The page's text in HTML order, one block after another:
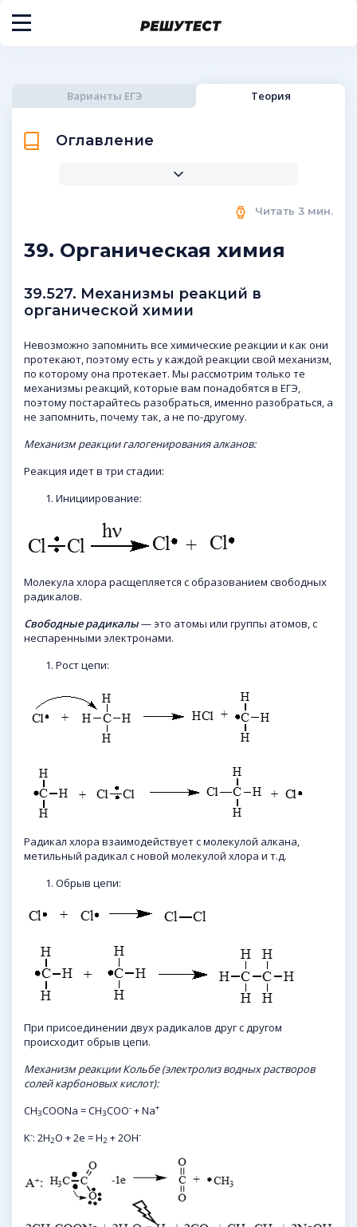
Варианты ЕГЭ Теория
Оглавление
39. Органическая химия
Читать 3 мин.
39.527. Механизмы реакций в
органической химии
Невозможно запомнить все химические реакции и как они
протекают, поэтому есть у каждой реакции свой механизм,
по которому она протекает. Мы рассмотрим только те
механизмы реакций, которые вам понадобятся в ЕГЭ,
поэтому постарайтесь разобраться, именно разобраться, а
не запомнить, почему так, а не по-другому.
Механизм реакции галогенированияалканов:
Реакция идет в три стадии:
Инициирование:
Молекула хлора расщепляется с образованием свободных
радикалов.
Свободные радикалы— это атомы или группы атомов, с
неспаренными электронами.
Рост цепи:
Радикал хлора взаимодействует с молекулой алкана,
метильный радикал с новой молекулой хлора и т.д.
Обрыв цепи:
При присоединении двух радикалов друг с другом
происходит обрыв цепи.
Механизм реакцииКольбе(электролиз водных растворов
солей карбоновых кислот):
CH3COONa = CH3COO- + Na+
K-: 2H2O + 2e = H2 + 2OH-